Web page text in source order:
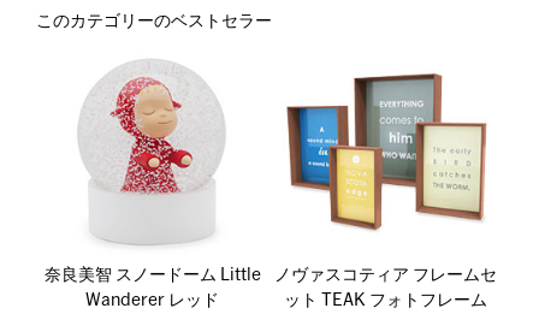
このカテゴリーのベストセラー
奈良美智 スノードーム Little
Wanderer レッド
ノヴァスコティア フレームセ
ット TEAK フォトフレーム